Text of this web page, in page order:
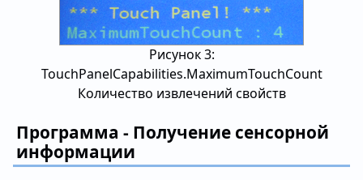
Рисунок 3:
TouchPanelCapabilities.MaximumTouchCount
Количество извлечений свойств
Программа - Получение сенсорной
информации